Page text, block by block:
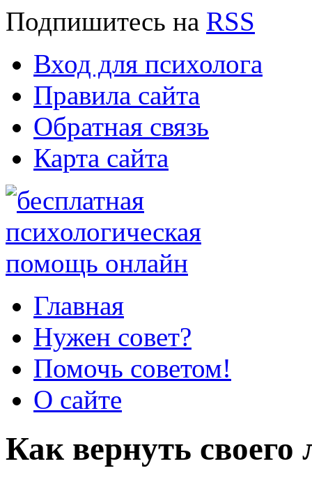
Подпишитесь на RSS
Вход для психолога
Правила сайта
Обратная связь
Карта сайта
Главная
Нужен совет?
Помочь советом!
О сайте
Как вернуть